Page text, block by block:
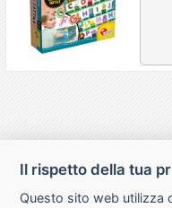
Il rispetto della tua
Questo sito web utilizza